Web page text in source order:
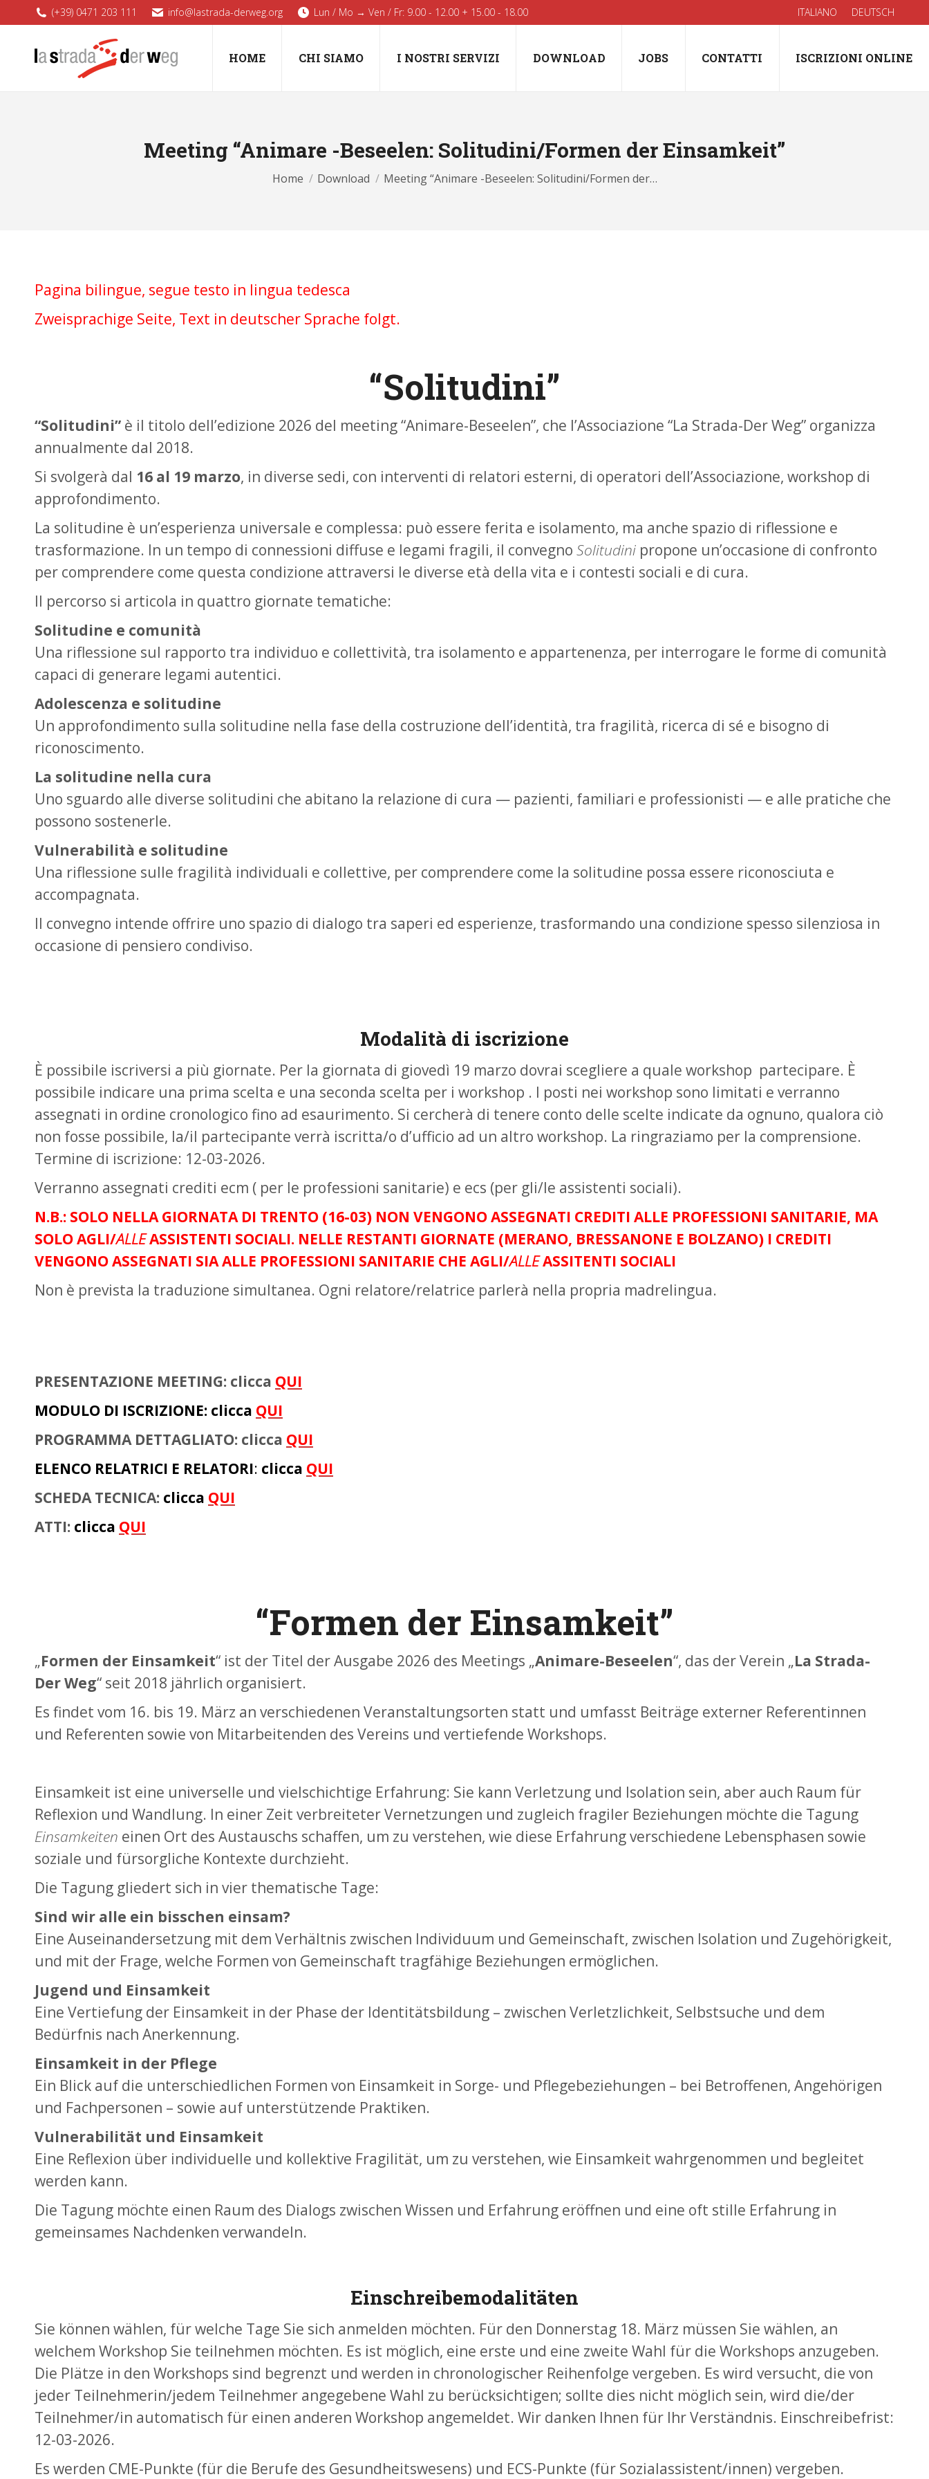
(+39) 0471 203 111 info@lastrada-derweg.org Lun / Mo → Ven / Fr: 9.00 - 12.00 + 15.00 - 18.00 ITALIANO DEUTSCH
HOME CHI SIAMO I NOSTRI SERVIZI DOWNLOAD JOBS CONTATTI ISCRIZIONI ONLINE
Meeting “Animare -Beseelen: Solitudini/Formen der Einsamkeit”
You are here:
Home Download Meeting “Animare -Beseelen: Solitudini/Formen der…
Pagina bilingue, segue testo in lingua tedesca
Zweisprachige Seite, Text in deutscher Sprache folgt.
“Solitudini”
“Solitudini” è il titolo dell’edizione 2026 del meeting “Animare-Beseelen”, che l’Associazione “La Strada-Der Weg” organizza
annualmente dal 2018.
Si svolgerà dal 16 al 19 marzo, in diverse sedi, con interventi di relatori esterni, di operatori dell’Associazione, workshop di
approfondimento.
La solitudine è un’esperienza universale e complessa: può essere ferita e isolamento, ma anche spazio di riflessione e
trasformazione. In un tempo di connessioni diffuse e legami fragili, il convegno Solitudini propone un’occasione di confronto
per comprendere come questa condizione attraversi le diverse età della vita e i contesti sociali e di cura.
Il percorso si articola in quattro giornate tematiche:
Solitudine e comunità
Una riflessione sul rapporto tra individuo e collettività, tra isolamento e appartenenza, per interrogare le forme di comunità
capaci di generare legami autentici.
Adolescenza e solitudine
Un approfondimento sulla solitudine nella fase della costruzione dell’identità, tra fragilità, ricerca di sé e bisogno di
riconoscimento.
La solitudine nella cura
Uno sguardo alle diverse solitudini che abitano la relazione di cura — pazienti, familiari e professionisti — e alle pratiche che
possono sostenerle.
Vulnerabilità e solitudine
Una riflessione sulle fragilità individuali e collettive, per comprendere come la solitudine possa essere riconosciuta e
accompagnata.
Il convegno intende offrire uno spazio di dialogo tra saperi ed esperienze, trasformando una condizione spesso silenziosa in
occasione di pensiero condiviso.
Modalità di iscrizione
È possibile iscriversi a più giornate. Per la giornata di giovedì 19 marzo dovrai scegliere a quale workshop partecipare. È
possibile indicare una prima scelta e una seconda scelta per i workshop . I posti nei workshop sono limitati e verranno
assegnati in ordine cronologico fino ad esaurimento. Si cercherà di tenere conto delle scelte indicate da ognuno, qualora ciò
non fosse possibile, la/il partecipante verrà iscritta/o d’ufficio ad un altro workshop. La ringraziamo per la comprensione.
Termine di iscrizione: 12-03-2026.
Verranno assegnati crediti ecm ( per le professioni sanitarie) e ecs (per gli/le assistenti sociali).
N.B.: SOLO NELLA GIORNATA DI TRENTO (16-03) NON VENGONO ASSEGNATI CREDITI ALLE PROFESSIONI SANITARIE, MA
SOLO AGLI/ALLEASSISTENTI SOCIALI. NELLE RESTANTI GIORNATE (MERANO, BRESSANONE E BOLZANO) I CREDITI
VENGONO ASSEGNATI SIA ALLE PROFESSIONI SANITARIE CHE AGLI/ALLEASSITENTI SOCIALI
Non è prevista la traduzione simultanea. Ogni relatore/relatrice parlerà nella propria madrelingua.
PRESENTAZIONE MEETING: clicca QUI
MODULO DI ISCRIZIONE: clicca QUI
PROGRAMMA DETTAGLIATO: clicca QUI
ELENCO RELATRICI E RELATORI: clicca QUI
SCHEDA TECNICA: clicca QUI
ATTI: clicca QUI
“Formen der Einsamkeit”
„Formen der Einsamkeit“ ist der Titel der Ausgabe 2026 des Meetings „Animare-Beseelen“, das der Verein „La Strada-
Der Weg“ seit 2018 jährlich organisiert.
Es findet vom 16. bis 19. März an verschiedenen Veranstaltungsorten statt und umfasst Beiträge externer Referentinnen
und Referenten sowie von Mitarbeitenden des Vereins und vertiefende Workshops.
Einsamkeit ist eine universelle und vielschichtige Erfahrung: Sie kann Verletzung und Isolation sein, aber auch Raum für
Reflexion und Wandlung. In einer Zeit verbreiteter Vernetzungen und zugleich fragiler Beziehungen möchte die Tagung
Einsamkeiten einen Ort des Austauschs schaffen, um zu verstehen, wie diese Erfahrung verschiedene Lebensphasen sowie
soziale und fürsorgliche Kontexte durchzieht.
Die Tagung gliedert sich in vier thematische Tage:
Sind wir alle ein bisschen einsam?
Eine Auseinandersetzung mit dem Verhältnis zwischen Individuum und Gemeinschaft, zwischen Isolation und Zugehörigkeit,
und mit der Frage, welche Formen von Gemeinschaft tragfähige Beziehungen ermöglichen.
Jugend und Einsamkeit
Eine Vertiefung der Einsamkeit in der Phase der Identitätsbildung – zwischen Verletzlichkeit, Selbstsuche und dem
Bedürfnis nach Anerkennung.
Einsamkeit in der Pflege
Ein Blick auf die unterschiedlichen Formen von Einsamkeit in Sorge- und Pflegebeziehungen – bei Betroffenen, Angehörigen
und Fachpersonen – sowie auf unterstützende Praktiken.
Vulnerabilität und Einsamkeit
Eine Reflexion über individuelle und kollektive Fragilität, um zu verstehen, wie Einsamkeit wahrgenommen und begleitet
werden kann.
Die Tagung möchte einen Raum des Dialogs zwischen Wissen und Erfahrung eröffnen und eine oft stille Erfahrung in
gemeinsames Nachdenken verwandeln.
Einschreibemodalitäten
Sie können wählen, für welche Tage Sie sich anmelden möchten. Für den Donnerstag 18. März müssen Sie wählen, an
welchem Workshop Sie teilnehmen möchten. Es ist möglich, eine erste und eine zweite Wahl für die Workshops anzugeben.
Die Plätze in den Workshops sind begrenzt und werden in chronologischer Reihenfolge vergeben. Es wird versucht, die von
jeder Teilnehmerin/jedem Teilnehmer angegebene Wahl zu berücksichtigen; sollte dies nicht möglich sein, wird die/der
Teilnehmer/in automatisch für einen anderen Workshop angemeldet. Wir danken Ihnen für Ihr Verständnis. Einschreibefrist:
12-03-2026.
Es werden CME-Punkte (für die Berufe des Gesundheitswesens) und ECS-Punkte (für Sozialassistent/innen) vergeben.